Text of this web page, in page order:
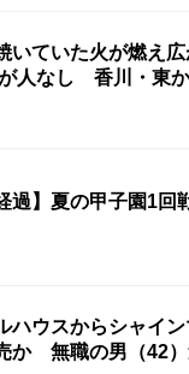
いていた火が燃え
人なし 香川・東
過】夏の甲子園1
ハウスからシャイ
か 無職の男（42